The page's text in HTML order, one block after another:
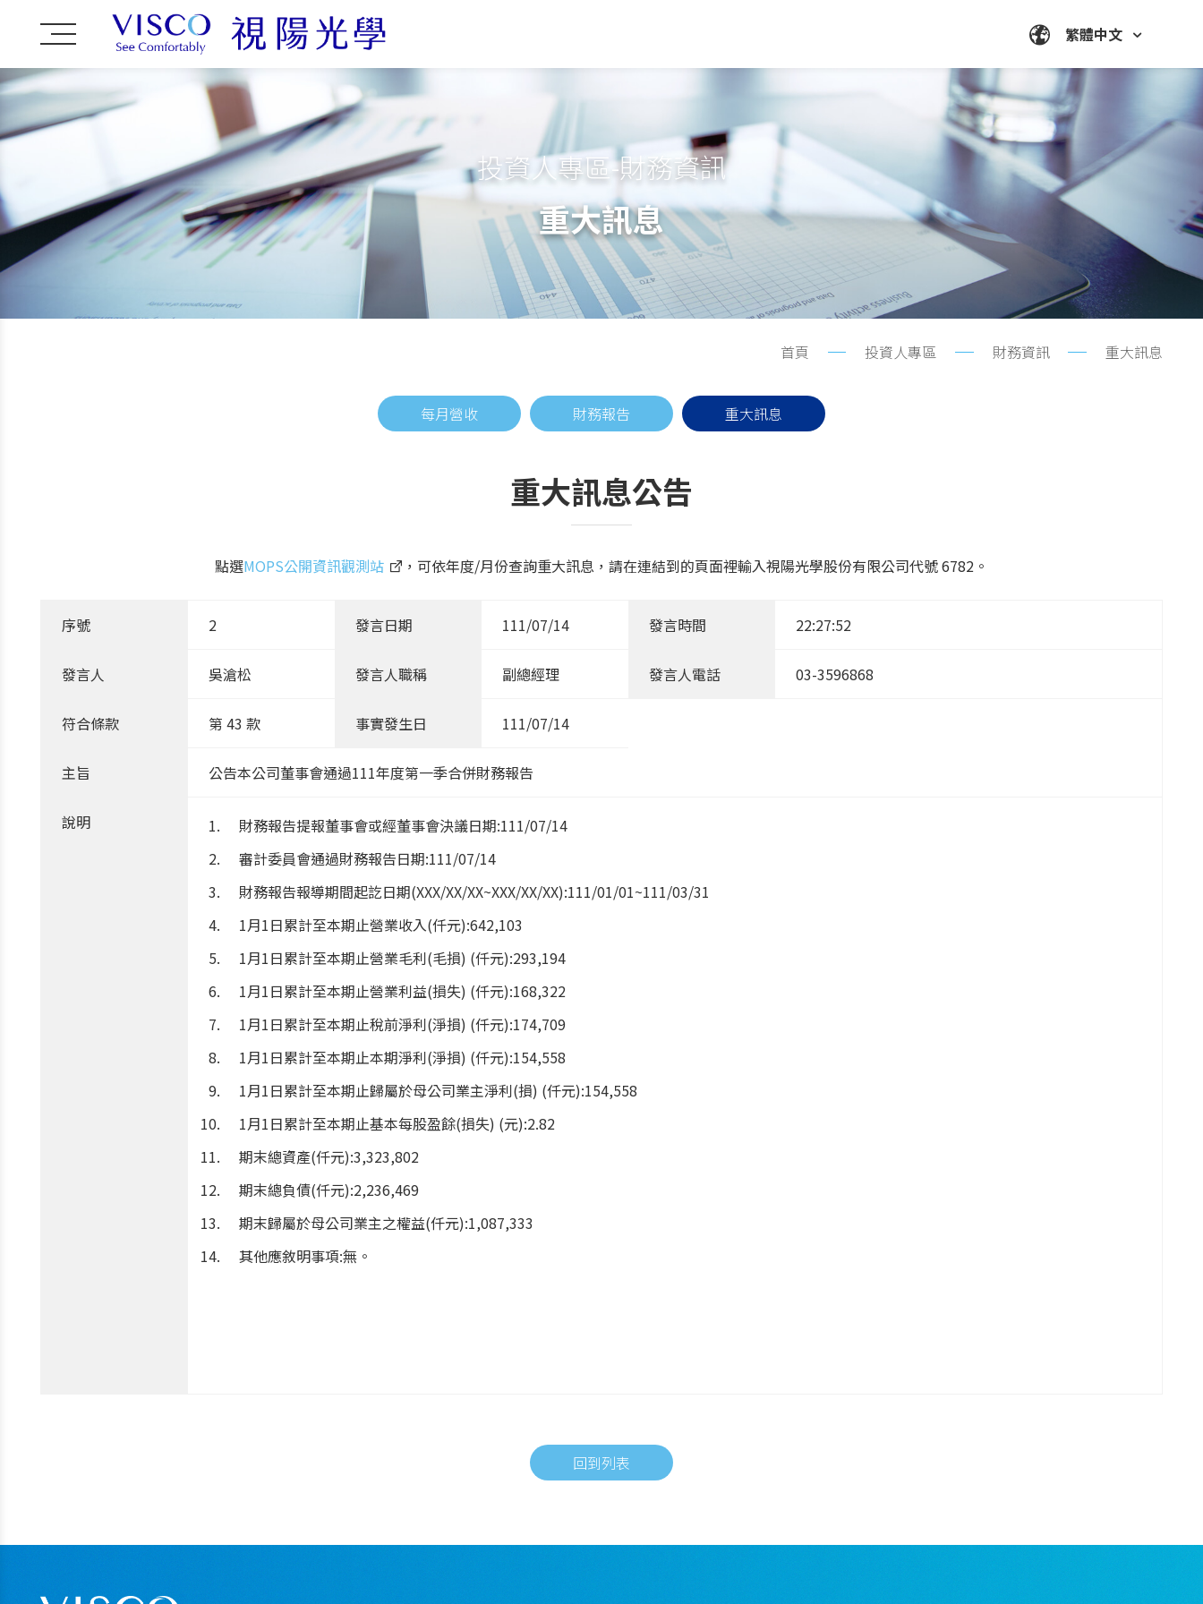
繁體中文
投資人專區-財務資訊
重大訊息
首頁 投資人專區 財務資訊 重大訊息
每月營收 財務報告 重大訊息
重大訊息公告
點選MOPS公開資訊觀測站 ，可依年度/月份查詢重大訊息，請在連結到的頁面裡輸入視陽光學股份有限公司代號 6782。
序號 2 發言日期 111/07/14 發言時間 22:27:52
發言人 吳滄松 發言人職稱 副總經理 發言人電話 03-3596868
符合條款 第 43 款 事實發生日 111/07/14
主旨 公告本公司董事會通過111年度第一季合併財務報告
說明
財務報告提報董事會或經董事會決議日期:111/07/14
審計委員會通過財務報告日期:111/07/14
財務報告報導期間起訖日期(XXX/XX/XX~XXX/XX/XX):111/01/01~111/03/31
1月1日累計至本期止營業收入(仟元):642,103
1月1日累計至本期止營業毛利(毛損) (仟元):293,194
1月1日累計至本期止營業利益(損失) (仟元):168,322
1月1日累計至本期止稅前淨利(淨損) (仟元):174,709
1月1日累計至本期止本期淨利(淨損) (仟元):154,558
1月1日累計至本期止歸屬於母公司業主淨利(損) (仟元):154,558
1月1日累計至本期止基本每股盈餘(損失) (元):2.82
期末總資產(仟元):3,323,802
期末總負債(仟元):2,236,469
期末歸屬於母公司業主之權益(仟元):1,087,333
其他應敘明事項:無。
回到列表